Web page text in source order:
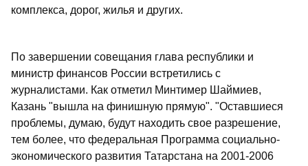
комплекса, дорог, жилья и других.
По завершении совещания глава республики и
министр финансов России встретились с
журналистами. Как отметил Минтимер Шаймиев,
Казань "вышла на финишную прямую". "Оставшиеся
проблемы, думаю, будут находить свое разрешение,
тем более, что федеральная Программа социально-
экономического развития Татарстана на 2001-2006